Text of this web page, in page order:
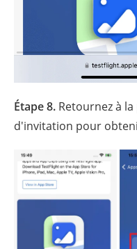
Étape 8. Retournez à
d'invitation pour